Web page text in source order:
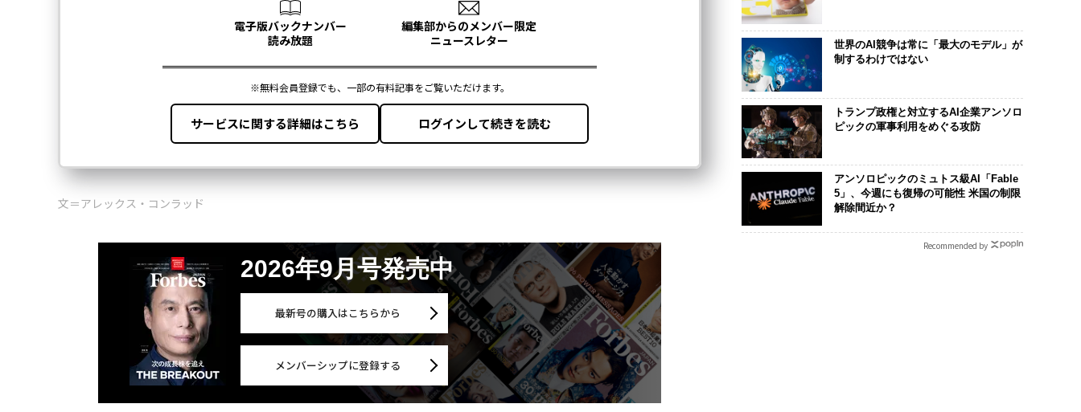
文＝アレックス・コンラッド
2026年9月号発売中
最新号の購入はこちらから
メンバーシップに登録する
世界のAI競争は常に「最大のモデル」が
制するわけではない
トランプ政権と対立するAI企業アンソロ
ピックの軍事利用をめぐる攻防
アンソロピックのミュトス級AI「Fable
5」、今週にも復帰の可能性 米国の制限
解除間近か？
Recommended by